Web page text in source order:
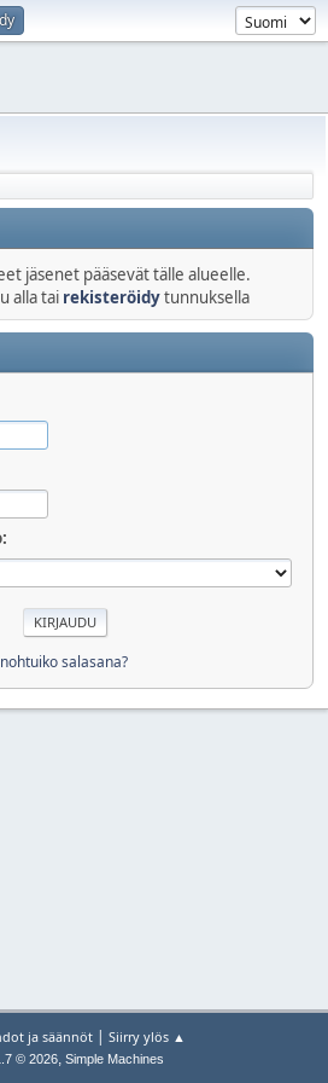
jäsenet pääsevät tälle alueelle.
alla tai rekisteröidytunnuksella
salasana?
ja säännöt | Siirry ylös ▲
© 2026, Simple Machines